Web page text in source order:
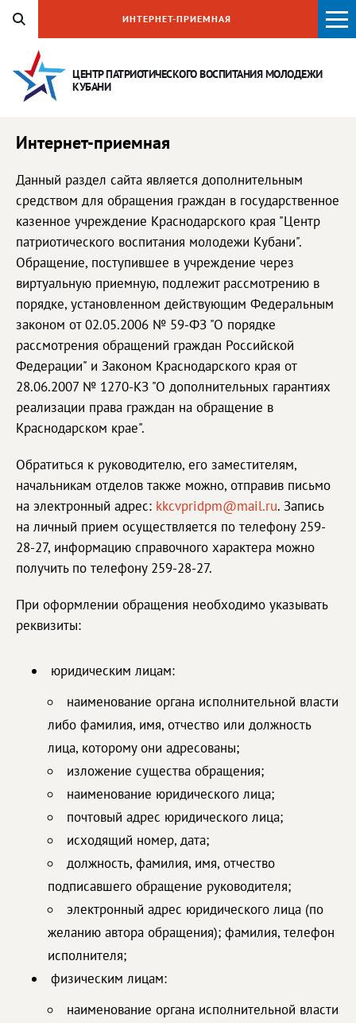
ЦЕНТР ПАТРИОТИЧЕСКОГО ВОСПИТАНИЯМОЛОДЕЖИ
КУБАНИ
ИНТЕРНЕТ-ПРИЕМНАЯ
Интернет-приемная
Данный раздел сайта является дополнительным
средством для обращения граждан в государственное
казенное учреждение Краснодарского края "Центр
патриотического воспитания молодежи Кубани".
Обращение, поступившее в учреждение через
виртуальную приемную, подлежит рассмотрению в
порядке, установленном действующим Федеральным
законом от 02.05.2006 № 59-ФЗ "О порядке
рассмотрения обращений граждан Российской
Федерации" и Законом Краснодарского края от
28.06.2007 № 1270-КЗ "О дополнительных гарантиях
реализации права граждан на обращение в
Краснодарском крае".
Обратиться к руководителю, его заместителям,
начальникам отделов также можно, отправив письмо
на электронный адрес: kkcvpridpm@mail.ru. Запись
на личный прием осуществляется по телефону 259-
28-27, информацию справочного характера можно
получить по телефону 259-28-27.
При оформлении обращения необходимо указывать
реквизиты:
юридическим лицам:
наименование органа исполнительной власти
либо фамилия, имя, отчество или должность
лица, которому они адресованы;
изложение существа обращения;
наименование юридического лица;
почтовый адрес юридического лица;
исходящий номер, дата;
должность, фамилия, имя, отчество
подписавшего обращение руководителя;
электронный адрес юридического лица (по
желанию автора обращения); фамилия, телефон
исполнителя;
физическим лицам:
наименование органа исполнительной власти